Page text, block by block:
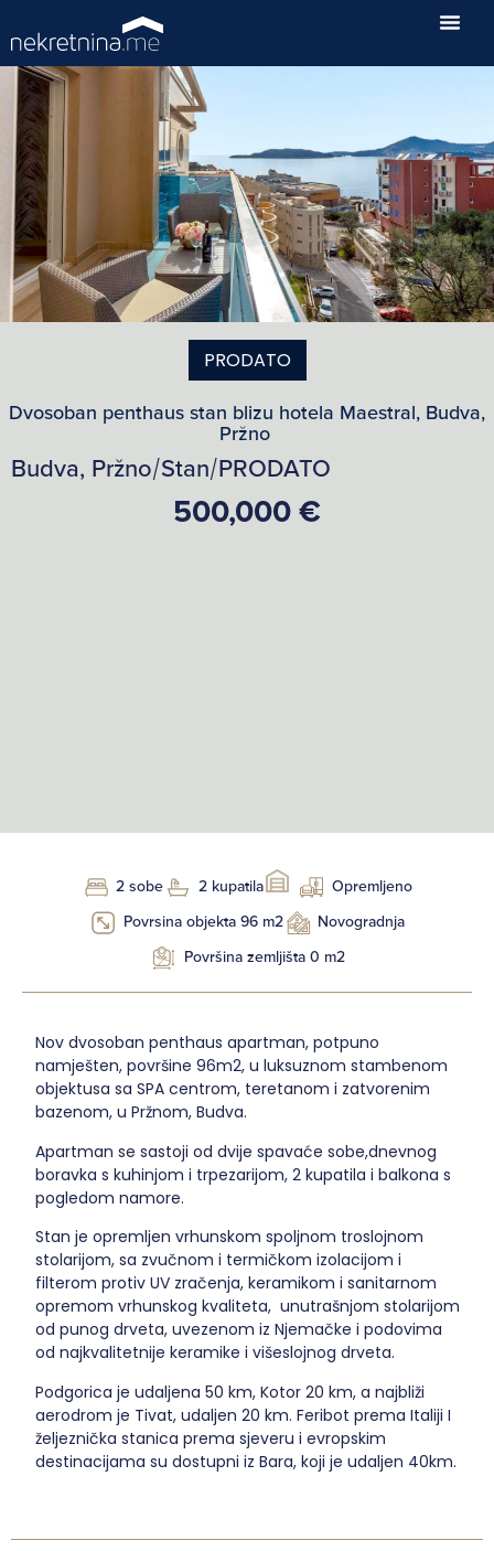
PRODATO
Dvosoban penthaus stan blizu hotela Maestral, Budva,
Pržno
Budva, Pržno/Stan/PRODATO
500,000 €
2 sobe 2 kupatila
Opremljeno
Povrsina objekta 96 m2
Novogradnja
Površina zemljišta 0 m2
Nov dvosoban penthaus apartman, potpuno
namješten, površine 96m2, u luksuznom stambenom
objektusa sa SPA centrom, teretanom i zatvorenim
bazenom, u Pržnom, Budva.
Apartman se sastoji od dvije spavaće sobe,dnevnog
boravka s kuhinjom i trpezarijom, 2 kupatila i balkona s
pogledom namore.
Stan je opremljen vrhunskom spoljnom troslojnom
stolarijom, sa zvučnom i termičkom izolacijom i
filterom protiv UV zračenja, keramikom i sanitarnom
opremom vrhunskog kvaliteta, unutrašnjom stolarijom
od punog drveta, uvezenom iz Njemačke i podovima
od najkvalitetnije keramike i višeslojnog drveta.
Podgorica je udaljena 50 km, Kotor 20 km, a najbliži
aerodrom je Tivat, udaljen 20 km. Feribot prema Italiji I
željeznička stanica prema sjeveru i evropskim
destinacijama su dostupni iz Bara, koji je udaljen 40km.